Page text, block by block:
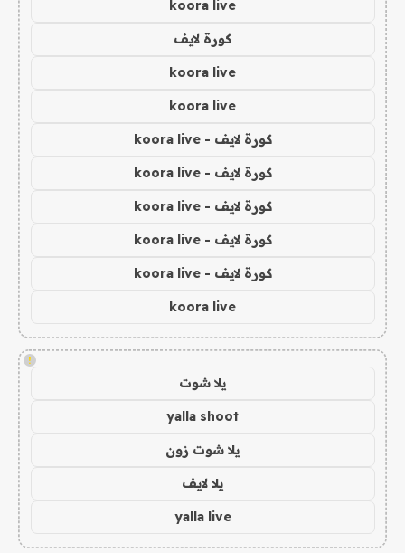
koora live
كورة لايف
koora live
koora live
كورة لايف - koora live
كورة لايف - koora live
كورة لايف - koora live
كورة لايف - koora live
كورة لايف - koora live
koora live
!
يلا شوت
yalla shoot
يلا شوت زون
يلا لايف
yalla live